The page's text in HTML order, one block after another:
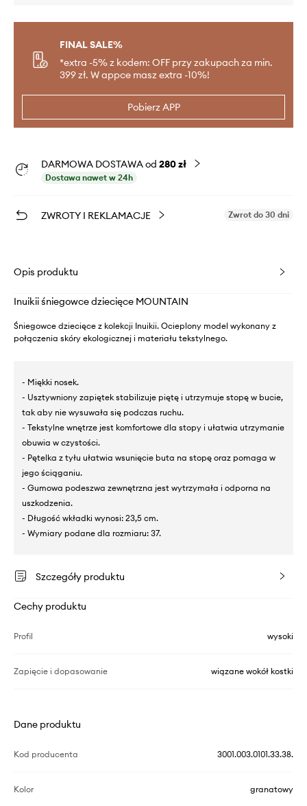
FINAL SALE%
*extra -5% z kodem: OFF przy zakupach za min.
399 zł. W appce masz extra -10%!
Pobierz APP
DARMOWA DOSTAWA od 280 zł
Dostawa nawet w 24h
ZWROTY I REKLAMACJE Zwrot do 30 dni
Opis produktu
Inuikii śniegowce dziecięce MOUNTAIN
Śniegowce dziecięce z kolekcji Inuikii. Ocieplony model wykonany z
połączenia skóry ekologicznej i materiału tekstylnego.
- Miękki nosek.
- Usztywniony zapiętek stabilizuje piętę i utrzymuje stopę w bucie,
tak aby nie wysuwała się podczas ruchu.
- Tekstylne wnętrze jest komfortowe dla stopy i ułatwia utrzymanie
obuwia w czystości.
- Pętelka z tyłu ułatwia wsunięcie buta na stopę oraz pomaga w
jego ściąganiu.
- Gumowa podeszwa zewnętrzna jest wytrzymała i odporna na
uszkodzenia.
- Długość wkładki wynosi: 23,5 cm.
- Wymiary podane dla rozmiaru: 37.
Szczegóły produktu
Cechy produktu
Profil wysoki
Zapięcie i dopasowanie wiązane wokół kostki
Dane produktu
Kod producenta 3001.003.0101.33.38.
Kolor granatowy